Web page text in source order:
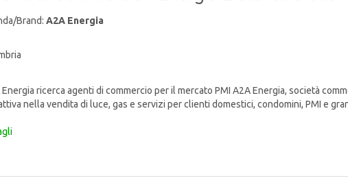
Brand: A2A Energia
Energia ricerca agenti di commercio per il mercato PMI A2A Energia, società
nella vendita di luce, gas e servizi per clienti domestici, condomini, PMI e